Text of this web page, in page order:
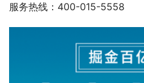
服务热线：400-015-5558